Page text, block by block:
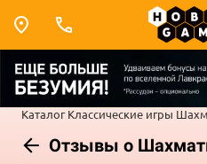
Каталог Классические игры
Отзывы о